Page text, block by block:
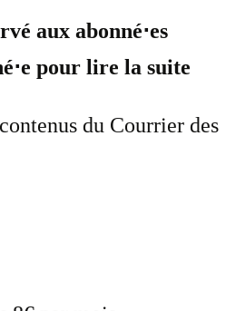
aux abonné⋅es
pour lire la suite
du Courrier des